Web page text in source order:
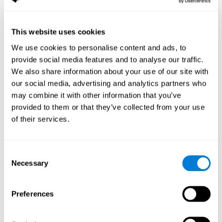
This website uses cookies
We use cookies to personalise content and ads, to
provide social media features and to analyse our traffic.
We also share information about your use of our site with
our social media, advertising and analytics partners who
may combine it with other information that you’ve
provided to them or that they’ve collected from your use
of their services.
Selection
Necessary
Preferences
التنظيم واستعادة الوظائف المعرفية الضعيفة.
قد يساعد التنبيه المستمرّ للمهارات في إنشاء نقط الاشتيباك جديدة وفي
إعادة التنظيم للدوائر العصبية وتحسّن الوظائف المعرفية. تنشّط اللعبة
العقلية ألغاز في تنبيه المهارات المتعلّقة بالفحص البصري والإدراك
المكاني.
الأسبوع الثاني
إسقاط رسومي توجيهي للشبكات العصبية بعد 3 أسابيع.
ما يحدث إن لم أدرّب مهاراتي المعرفية؟